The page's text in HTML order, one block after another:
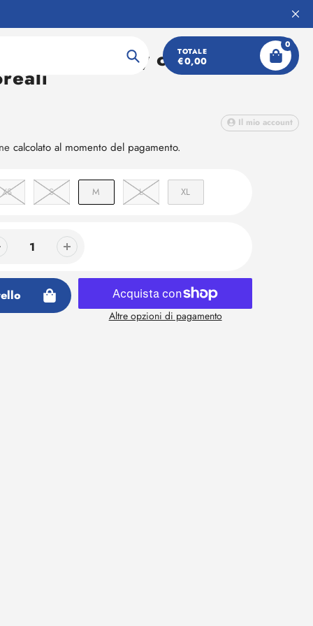
Ricerca
TOTALE
€0,00
0
Il mio account
fit in jersey con
calcolato al momento del pagamento.
XS S M L XL
Altre opzioni di pagamento